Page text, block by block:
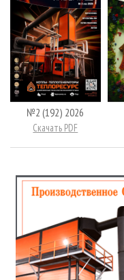
№2 (192) 2026
Скачать PDF